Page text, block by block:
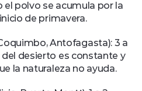
el polvo se acumula por la
de primavera.
Antofagasta): 3 a
del desierto es constante y
la naturaleza no ayuda.